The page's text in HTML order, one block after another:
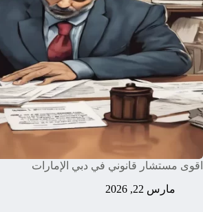
اقوى مستشار قانوني في دبي الإمارات
مارس 22, 2026